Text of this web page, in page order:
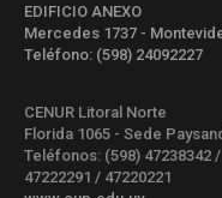
EDIFICIO ANEXO
Mercedes 1737 -
Teléfono: (598) 24092227
CENUR Litoral Norte
Florida 1065 - Sede
Teléfonos: (598) 47238342 /
47222291 / 47220221